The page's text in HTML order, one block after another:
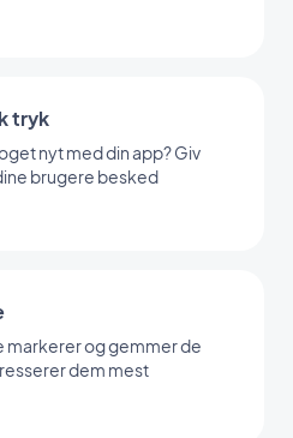
tryk
nyt med din app? Giv
brugere besked
markerer og gemmer de
dem mest